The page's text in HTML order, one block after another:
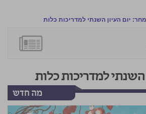
מחר: יום העיון השנתי למדריכות כלות
למדריכות כלות